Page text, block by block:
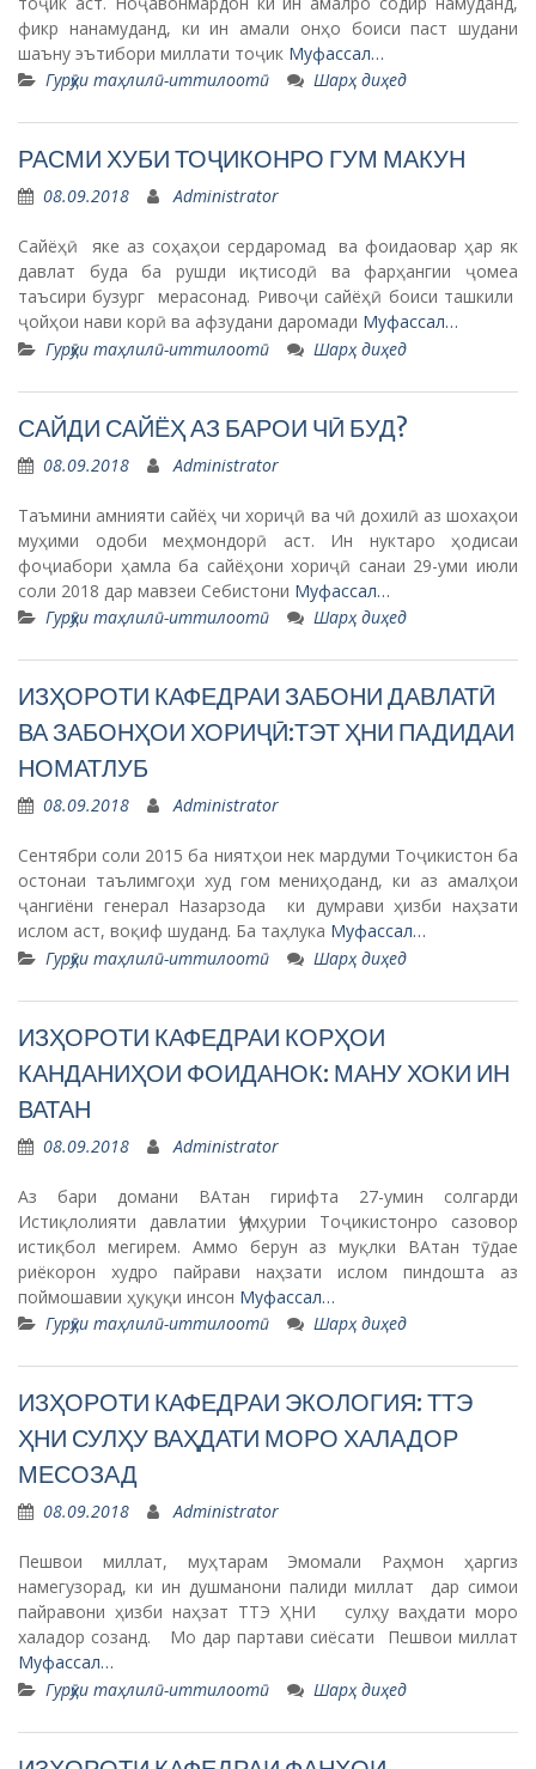
фикр нанамуданд, ки ин амали онҳо боиси паст шудани
шаъну эътибори миллати тоҷик Муфассал…
Гурӯҳи таҳлилӣ-иттилоотӣ
Шарҳ диҳед
РАСМИ ХУБИ ТОҶИКОНРО ГУМ МАКУН
08.09.2018 Administrator
Сайёҳӣ яке аз соҳаҳои сердаромад ва фоидаовар ҳар як
давлат буда ба рушди иқтисодӣ ва фарҳангии ҷомеа
таъсири бузург мерасонад. Ривоҷи сайёҳӣ боиси ташкили
ҷойҳои нави корӣ ва афзудани даромади Муфассал…
Гурӯҳи таҳлилӣ-иттилоотӣ
Шарҳ диҳед
САЙДИ САЙЁҲ АЗ БАРОИ ЧӢ БУД?
08.09.2018 Administrator
Таъмини амнияти сайёҳ чи хориҷӣ ва чӣ дохилӣ аз шохаҳои
муҳими одоби меҳмондорӣ аст. Ин нуктаро ҳодисаи
фоҷиабори ҳамла ба сайёҳони хориҷӣ санаи 29-уми июли
соли 2018 дар мавзеи Себистони Муфассал…
Гурӯҳи таҳлилӣ-иттилоотӣ
Шарҳ диҳед
ИЗҲОРОТИ КАФЕДРАИ ЗАБОНИ ДАВЛАТӢ
ВА ЗАБОНҲОИ ХОРИҶӢ:ТЭТ ҲНИ ПАДИДАИ
НОМАТЛУБ
08.09.2018 Administrator
Сентябри соли 2015 ба ниятҳои нек мардуми Тоҷикистон ба
остонаи таълимгоҳи худ гом мениҳоданд, ки аз амалҳои
ҷангиёни генерал Назарзода ки думрави ҳизби наҳзати
ислом аст, воқиф шуданд. Ба таҳлука Муфассал…
Гурӯҳи таҳлилӣ-иттилоотӣ
Шарҳ диҳед
ИЗҲОРОТИ КАФЕДРАИ КОРҲОИ
КАНДАНИҲОИ ФОИДАНОК: МАНУ ХОКИ ИН
ВАТАН
08.09.2018 Administrator
Аз бари домани ВАтан гирифта 27-умин солгарди
Истиқлолияти давлатии Ҷумҳурии Тоҷикистонро сазовор
истиқбол мегирем. Аммо берун аз муқлки ВАтан тӯдае
риёкорон худро пайрави наҳзати ислом пиндошта аз
поймошавии ҳуқуқи инсон Муфассал…
Гурӯҳи таҳлилӣ-иттилоотӣ
Шарҳ диҳед
ИЗҲОРОТИ КАФЕДРАИ ЭКОЛОГИЯ: ТТЭ
ҲНИ СУЛҲУ ВАҲДАТИ МОРО ХАЛАДОР
МЕСОЗАД
08.09.2018 Administrator
Пешвои миллат, муҳтарам Эмомали Раҳмон ҳаргиз
намегузорад, ки ин душманони палиди миллат дар симои
пайравони ҳизби наҳзат ТТЭ ҲНИ сулҳу ваҳдати моро
халадор созанд. Мо дар партави сиёсати Пешвои миллат
Муфассал…
Гурӯҳи таҳлилӣ-иттилоотӣ
Шарҳ диҳед